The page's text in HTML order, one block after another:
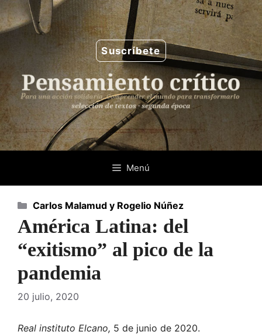
Saltar
al
contenido
Suscríbete
Menú
América Latina: del
“exitismo” al pico de la
pandemia
20 julio, 2020
Real instituto Elcano, 5 de junio de 2020.
Categorías
Carlos Malamud y Rogelio Núñez